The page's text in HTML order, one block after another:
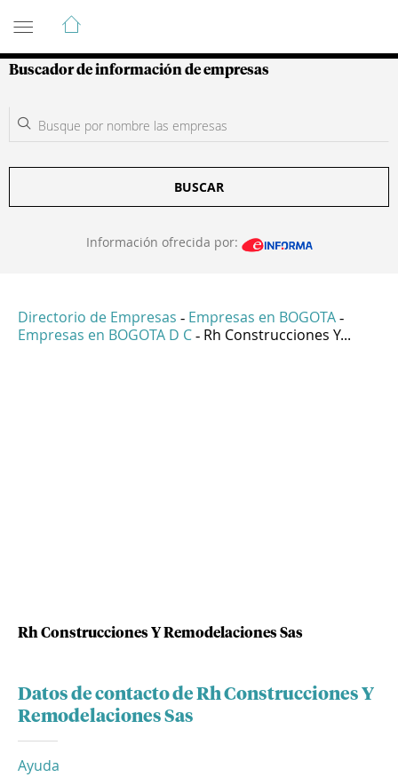
Guía de Empresas Colombianas
Buscador de información de empresas
BUSCAR
Información ofrecida por:
Directorio de Empresas - Empresas en BOGOTA -
Empresas en BOGOTA D C - Rh Construcciones Y...
Rh Construcciones Y Remodelaciones Sas
Datos de contacto de Rh Construcciones Y
Remodelaciones Sas
Ayuda